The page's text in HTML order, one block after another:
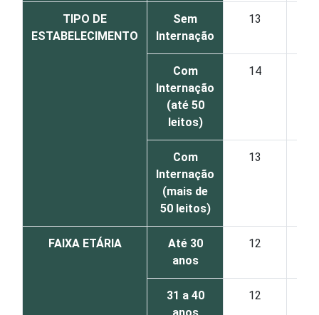
TIPO DE
ESTABELECIMENTO
Sem
Internação
13
Com
Internação
(até 50
leitos)
14
Com
Internação
(mais de
50 leitos)
13
FAIXA ETÁRIA
Até 30
anos
12
31 a 40
12